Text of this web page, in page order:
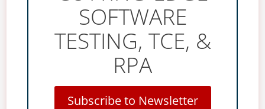
SOFTWARE
TESTING, TCE, &
RPA
Subscribe to Newsletter